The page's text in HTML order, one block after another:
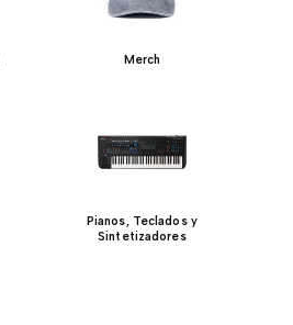
Merch
Pianos, Teclados y
Sintetizadores